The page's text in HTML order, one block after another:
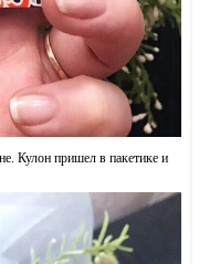
Кулон пришел в пакетике и